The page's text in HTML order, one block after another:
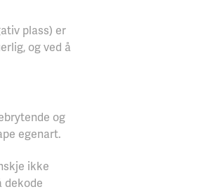
plass) er
og ved å
og
egenart.
ikke
dekode